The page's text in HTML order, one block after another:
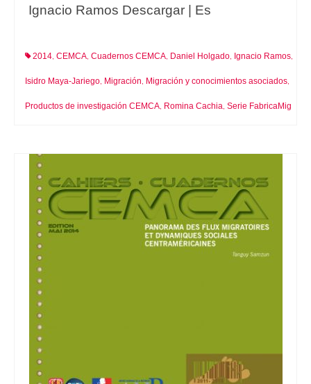
Ignacio Ramos Descargar | Es
2014, CEMCA, Cuadernos CEMCA, Daniel Holgado, Ignacio Ramos,
Isidro Maya-Jariego, Migración, Migración y conocimientos asociados,
Productos de investigación CEMCA, Romina Cachia, Serie FabricaMig